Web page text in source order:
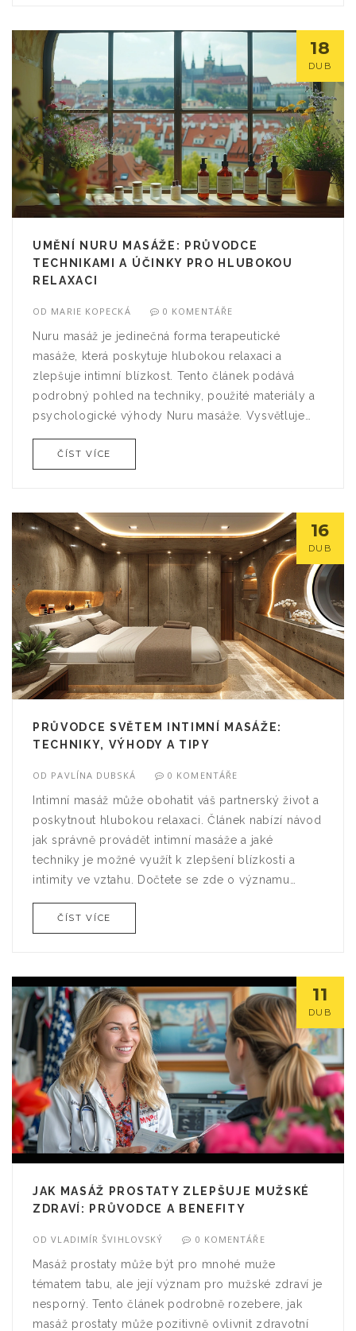
18
DUB
UMĚNÍ NURU MASÁŽE: PRŮVODCE
TECHNIKAMI A ÚČINKY PRO HLUBOKOU
RELAXACI
OD MARIE KOPECKÁ 0 KOMENTÁŘE
Nuru masáž je jedinečná forma terapeutické
masáže, která poskytuje hlubokou relaxaci a
zlepšuje intimní blízkost. Tento článek podává
podrobný pohled na techniky, použité materiály a
psychologické výhody Nuru masáže. Vysvětluje
důležitost soucitu a vzájemné důvěry mezi
ČÍST VÍCE
16
DUB
PRŮVODCE SVĚTEM INTIMNÍ MASÁŽE:
TECHNIKY, VÝHODY A TIPY
OD PAVLÍNA DUBSKÁ 0 KOMENTÁŘE
Intimní masáž může obohatit váš partnerský život a
poskytnout hlubokou relaxaci. Článek nabízí návod
jak správně provádět intimní masáže a jaké
techniky je možné využít k zlepšení blízkosti a
intimity ve vztahu. Dočtete se zde o významu
z masáže udělají nezapomenutelný zážitek.
ČÍST VÍCE
11
DUB
JAK MASÁŽ PROSTATY ZLEPŠUJE MUŽSKÉ
ZDRAVÍ: PRŮVODCE A BENEFITY
ODVLADIMÍR ŠVIHLOVSKÝ 0 KOMENTÁŘE
Masáž prostaty může být pro mnohé muže
tématem tabu, ale její význam pro mužské zdraví je
nesporný. Tento článek podrobně rozebere, jak
masáž prostaty může pozitivně ovlivnit zdravotní